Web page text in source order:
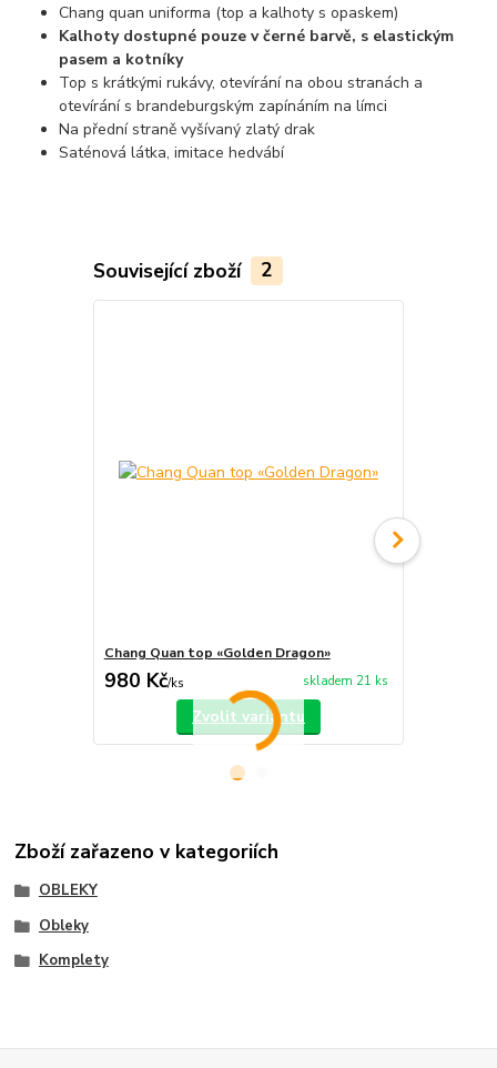
Chang quan uniforma (top a kalhoty s opaskem)
Kalhoty dostupné pouze v černé barvě, s elastickým
pasem a kotníky
Top s krátkými rukávy, otevírání na obou stranách a
otevírání s brandeburgským zapínáním na límci
Na přední straně vyšívaný zlatý drak
Saténová látka, imitace hedvábí
Související zboží 2
Chang Quan top «Golden Dragon»
980 Kč/ks skladem 21 ks
Zvolit variantu
Zboží zařazeno v kategoriích
OBLEKY
Obleky
Komplety